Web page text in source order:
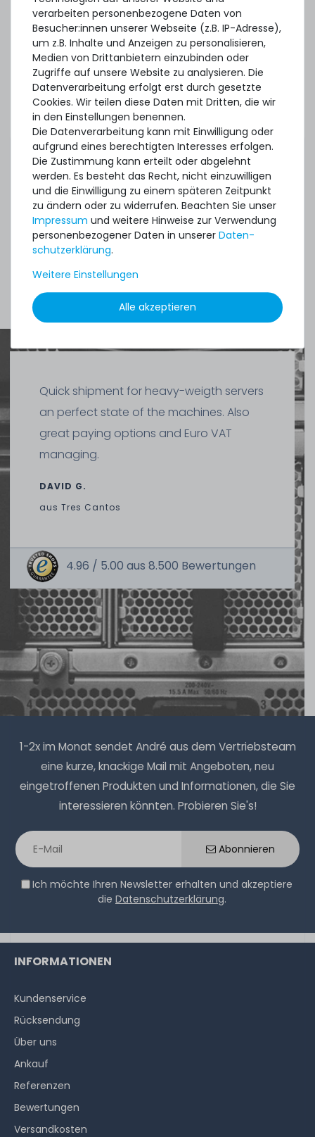
398Stück sofort lieferbar
1-2 Tage*
0,99 € *
Thermal Grizzly Aeronaut Wärmeleitpaste / Thermal
Paste - 1.5ml Tube - TG-A-015-R
32Stück sofort lieferbar
1-2 Tage*
3.9
SERVERSHOP24 Wärmeleitpaste / Thermal Paste - 1.5g
Tube, >5.15W/m-k
Thermal Grizzly Reinigungstücher / Cleaning Wipes (20x
Nasstuch, 20x Trockentuch) - TG-CW-10
20Stück sofort lieferbar
1-2 Tage*
8,90 € *
1Stück
Thermal Grizzly Duronaut Wärmeleitpaste / Thermal
Paste - 2g Tube - TG-D-002-R
9,90 € *
2Gramm| 4.950,00 € / Kilogramm
Paste - 6g Tube - TG-D-006-R
Mehr Zubehör anzeigen
Quick shipment for heavy-weigth servers
an perfect state of the machines. Also
great paying options and Euro VAT
managing.
DAVID G.
aus Tres Cantos
4.96 / 5.00 aus 8.500 Bewertungen
1-2x im Monat sendet André aus dem Vertriebsteam
eine kurze, knackige Mail mit Angeboten, neu
eingetroffenen Produkten und Informationen, die Sie
interessieren könnten. Probieren Sie's!
Abonnieren
Ich möchte Ihren Newsletter erhalten und akzeptiere
die Datenschutzerklärung.
verarbeiten personenbezogene Daten von
Besucher:innen unserer Webseite (z.B. IP-Adresse),
um z.B. Inhalte und Anzeigen zu personalisieren,
Medien von Drittanbietern einzubinden oder
Zugriffe auf unsere Website zu analysieren. Die
Datenverarbeitung erfolgt erst durch gesetzte
Cookies. Wir teilen diese Daten mit Dritten, die wir
in den Einstellungen benennen.
Die Datenverarbeitung kann mit Einwilligung oder
aufgrund eines berechtigten Interesses erfolgen.
Die Zustimmung kann erteilt oder abgelehnt
werden. Es besteht das Recht, nicht einzuwilligen
und die Einwilligung zu einem späteren Zeitpunkt
zu ändern oder zu widerrufen. Beachten Sie unser
Impressum und weitere Hinweise zur Verwendung
personenbezogener Daten in unserer Daten­
schutz­erklärung.
Weitere Einstellungen
Alle akzeptieren
INFORMATIONEN
Kundenservice
Rücksendung
Über uns
Ankauf
Referenzen
Bewertungen
Versandkosten